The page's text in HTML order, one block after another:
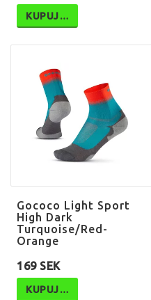
KUPUJ…
Gococo Light Sport
High Dark
Turquoise/Red-
Orange
169 SEK
KUPUJ…